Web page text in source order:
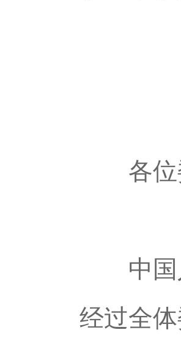
各位
中国人
经过全